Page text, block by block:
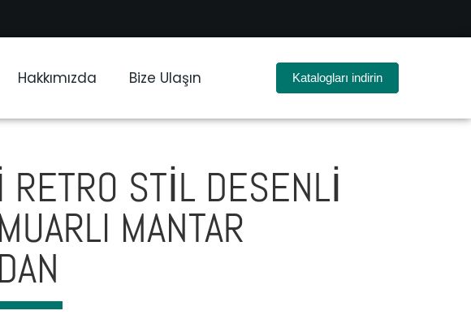
Hakkımızda Bize Ulaşın Katalogları indirin
RETRO STIL DESENLI
MANTAR